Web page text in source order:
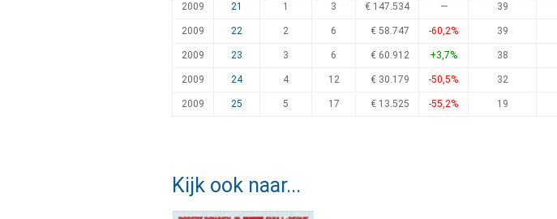
2009 21 1 3 € 147.534 — 39
2009 22 2 6 € 58.747 -60,2% 39
2009 23 3 6 € 60.912 +3,7% 38
2009 24 4 12 € 30.179 -50,5% 32
2009 25 5 17 € 13.525 -55,2% 19
Kijk ook naar...